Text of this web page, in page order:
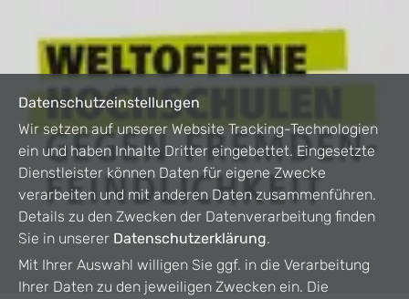
Datenschutzeinstellungen
Wir setzen auf unserer Website Tracking-Technologien
ein und haben Inhalte Dritter eingebettet. Eingesetzte
Dienstleister können Daten für eigene Zwecke
verarbeiten und mit anderen Daten zusammenführen.
Details zu den Zwecken der Datenverarbeitung finden
Sie in unserer Datenschutzerklärung.
Mit Ihrer Auswahl willigen Sie ggf. in die Verarbeitung
Ihrer Daten zu den jeweiligen Zwecken ein. Die